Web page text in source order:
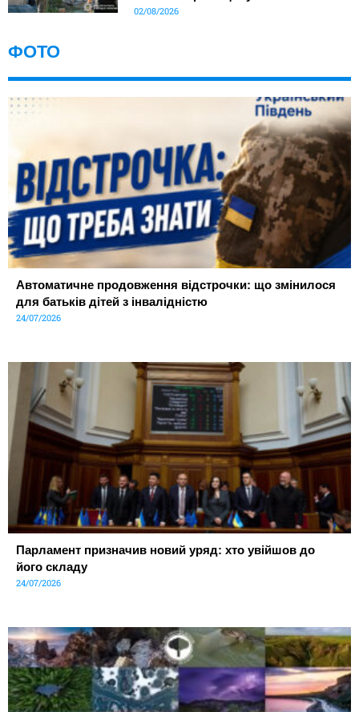
02/08/2026
ФОТО
Автоматичне продовження відстрочки: що змінилося
для батьків дітей з інвалідністю
24/07/2026
Парламент призначив новий уряд: хто увійшов до
його складу
24/07/2026